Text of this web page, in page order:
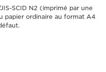
SCID N2 (imprimé par une
papier ordinaire au format A4